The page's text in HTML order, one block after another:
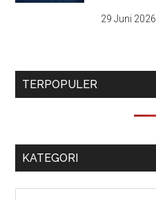
29 Juni 2026
TERPOPULER
KATEGORI